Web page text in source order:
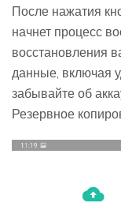
После нажатия
начнет процесс
восстановления
данные, включая
забывайте об
Резервное